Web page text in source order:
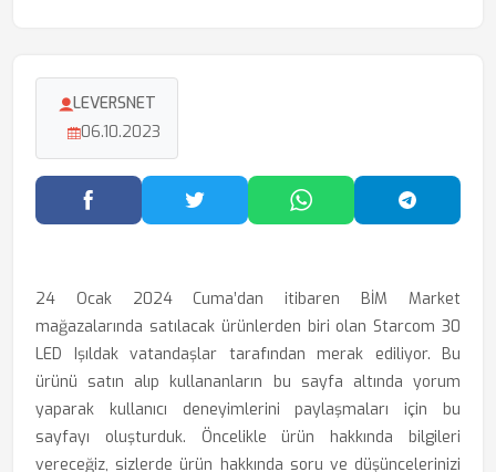
LEVERSNET
06.10.2023
Facebook'ta PaylaşTwitter'da PaylaşWhatsApp'ta Paylaş
24 Ocak 2024 Cuma’dan itibaren BİM Market
mağazalarında satılacak ürünlerden biri olan Starcom 30
LED Işıldak vatandaşlar tarafından merak ediliyor. Bu
ürünü satın alıp kullananların bu sayfa altında yorum
yaparak kullanıcı deneyimlerini paylaşmaları için bu
sayfayı oluşturduk. Öncelikle ürün hakkında bilgileri
vereceğiz, sizlerde ürün hakkında soru ve düşüncelerinizi